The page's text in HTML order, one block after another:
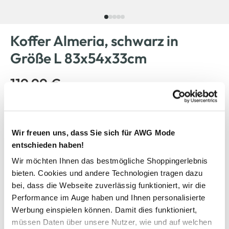
Wir freuen uns, dass Sie sich für AWG Mode
entschieden haben!
Wir möchten Ihnen das bestmögliche Shoppingerlebnis
bieten. Cookies und andere Technologien tragen dazu
bei, dass die Webseite zuverlässig funktioniert, wir die
Performance im Auge haben und Ihnen personalisierte
Werbung einspielen können. Damit dies funktioniert,
müssen Daten über unsere Nutzer, wie und auf welchen
Koffer Almeria, schwarz in
Größe L 83x54x33cm
119,99 €
Größe:
OneSize
Anzahl:
Verfügbar